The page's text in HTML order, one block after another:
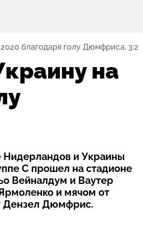
благодаря голу Дюмфриса, 3:2
на
Нидерландов и Украины
С прошел на стадионе
Вейналдум и Ваутер
и мячом от
Дензел Дюмфрис.